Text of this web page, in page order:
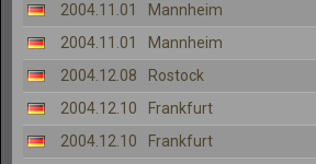
2004.11.01
Mannheim
2004.11.01
Mannheim
2004.12.08
Rostock
2004.12.10
Frankfurt
2004.12.10
Frankfurt